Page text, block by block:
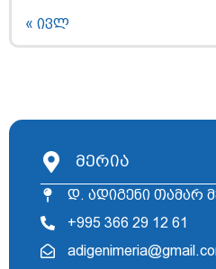
« ივლ
მერია
დ. ადიგენი თამარ
+995 366 29 12 61